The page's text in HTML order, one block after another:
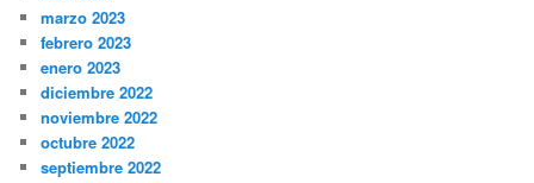
marzo 2023
febrero 2023
enero 2023
diciembre 2022
noviembre 2022
octubre 2022
septiembre 2022